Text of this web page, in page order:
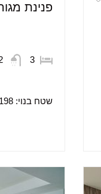
פנינת
3
שטח בנוי:198 מ"ר